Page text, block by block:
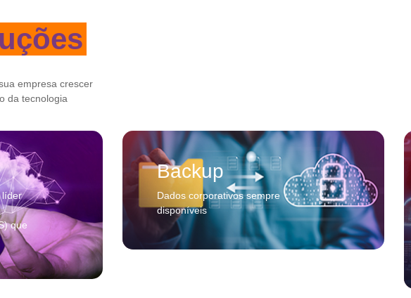
empresa crescer
da tecnologia
líder
que
Backup
Dados corporativos sempre
disponíveis